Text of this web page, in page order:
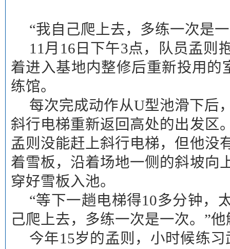
“我自己爬上去，多练一次是
11月16日下午3点，队员孟则
着进入基地内整修后重新投用的
练馆。
每次完成动作从U型池滑下后
斜行电梯重新返回高处的出发区
孟则没能赶上斜行电梯，但他没
着雪板，沿着场地一侧的斜坡向
穿好雪板入池。
“等下一趟电梯得10多分钟，
己爬上去，多练一次是一次。”
今年15岁的孟则，小时候练